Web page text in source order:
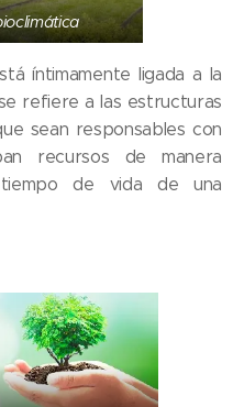
íntimamente ligada a la
refiere a las estructuras
sean responsables con
recursos de manera
de vida de una